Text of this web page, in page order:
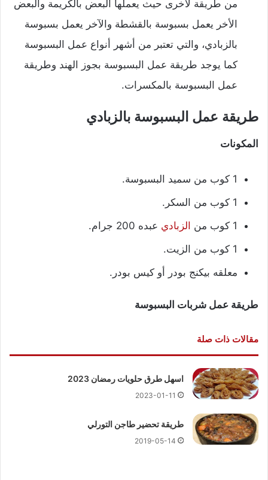
من طريقة لأخرى حيث يعملها البعض بالكريمة والبعض
الأخر يعمل بسبوسة بالقشطة والآخر يعمل بسبوسة
بالزبادي، والتي تعتبر من أشهر أنواع عمل البسبوسة
كما يوجد طريقة عمل البسبوسة بجوز الهند وطريقة
عمل البسبوسة بالمكسرات.
طريقة عمل البسبوسة بالزبادي
المكونات
1 كوب من سميد البسبوسة.
1 كوب من السكر.
1 كوب من
الزبادي عبده 200 جرام.
1 كوب من الزيت.
معلقه بيكنج بودر أو كيس بودر.
طريقة عمل شربات البسبوسة
مقالات ذات صلة
اسهل طرق حلويات رمضان 2023
2023-01-11
طريقة تحضير طاجن التورلي
2019-05-14